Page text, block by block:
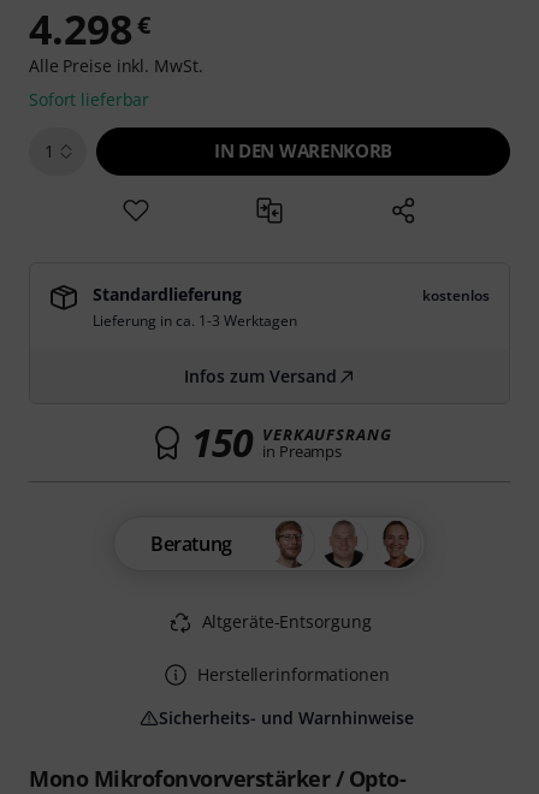
Mono Mikrofonvorverstärker / Opto-
4.298€
Alle Preise inkl. MwSt.
Sofort lieferbar
1 IN DEN WARENKORB
Standardlieferung
kostenlos
Lieferung in ca. 1-3 Werktagen
Infos zum Versand
150 VERKAUFSRANG
in Preamps
Beratung
Altgeräte-Entsorgung
Herstellerinformationen
Sicherheits- und Warnhinweise